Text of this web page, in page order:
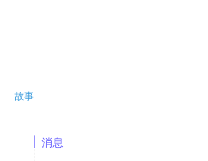
故事
消息